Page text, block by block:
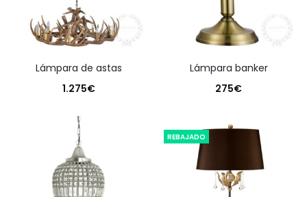
lámpara de astas
1.275€
lámpara banker
275€
REBAJADO